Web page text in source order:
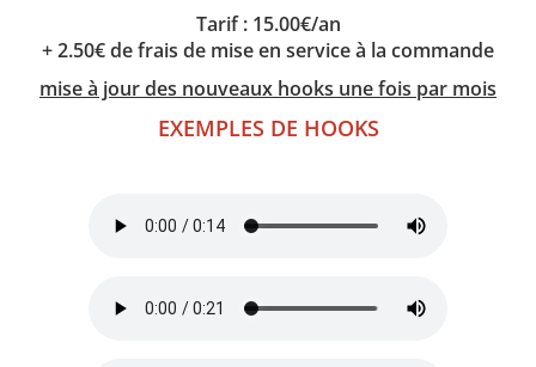
Tarif : 15.00€/an
+ 2.50€ de frais de mise en service à la commande
mise à jour des nouveaux hooks une fois par mois
EXEMPLES DE HOOKS